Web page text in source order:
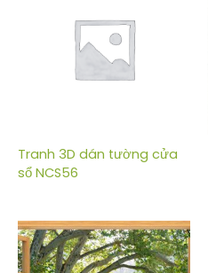
Tranh 3D dán tường cửa
sổ NCS56